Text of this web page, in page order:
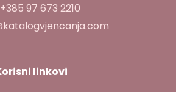
+385 97 673 2210
linkovi